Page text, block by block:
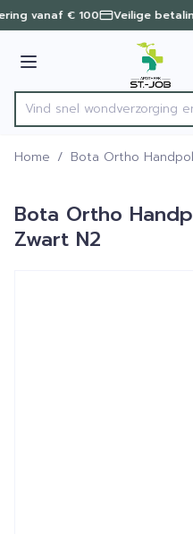
Ga naar de inhoud
1 van 1
vanaf € 100 Veilige
Menu
Product, merk,
Vind snel wondverzorgi
Home / Bota Ortho
Bota Ortho
Zwart N2